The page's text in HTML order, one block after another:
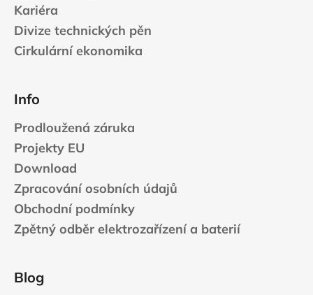
Kariéra
Divize technických pěn
Cirkulární ekonomika
Info
Prodloužená záruka
Projekty EU
Download
Zpracování osobních údajů
Obchodní podmínky
Zpětný odběr elektrozařízení a baterií
Blog